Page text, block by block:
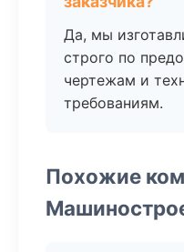
Да, мы
строго по
чертежам и
требованиям.
Похожие